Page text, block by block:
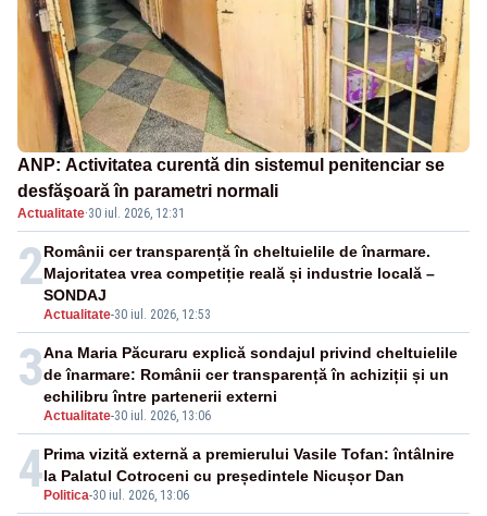
ANP: Activitatea curentă din sistemul penitenciar se
desfăşoară în parametri normali
Actualitate·30 iul. 2026, 12:31
2
Actualitate-30 iul. 2026, 12:53
Românii cer transparență în cheltuielile de înarmare.
Majoritatea vrea competiție reală și industrie locală –
SONDAJ
3
Actualitate-30 iul. 2026, 13:06
Ana Maria Păcuraru explică sondajul privind cheltuielile
de înarmare: Românii cer transparență în achiziții și un
echilibru între partenerii externi
4 Politica-30 iul. 2026, 13:06
Prima vizită externă a premierului Vasile Tofan: întâlnire
la Palatul Cotroceni cu președintele Nicușor Dan